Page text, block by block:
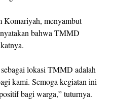
Komariyah, menyambut
bahwa TMMD
lokasi TMMD adalah
kami. Semoga kegiatan ini
bagi warga,” tuturnya.